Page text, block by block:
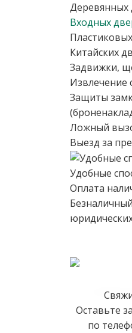
Деревянных
Входных
Китайских
Задвижки,
Извлечение
Защиты
Ложный
Выезд за
Удобные
Оплата
Оставьте
по